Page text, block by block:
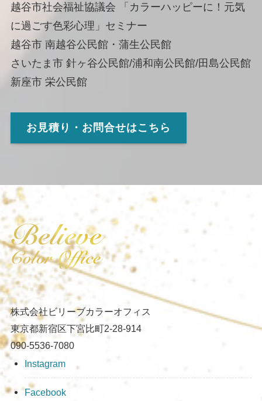
越谷市社会福祉協議会 「カラーハッピーに！元気
に過ごす色彩心理」セミナー
越谷市 南越谷公民館・蒲生公民館
さいたま市 針ヶ谷公民館/浦和南公民館/田島公民館
新座市 栄公民館
お見積り・お問合せはこちら
株式会社ビリーブカラーオフィス
東京都新宿区下宮比町2-28-914
090-5536-7080
Instagram
Facebook